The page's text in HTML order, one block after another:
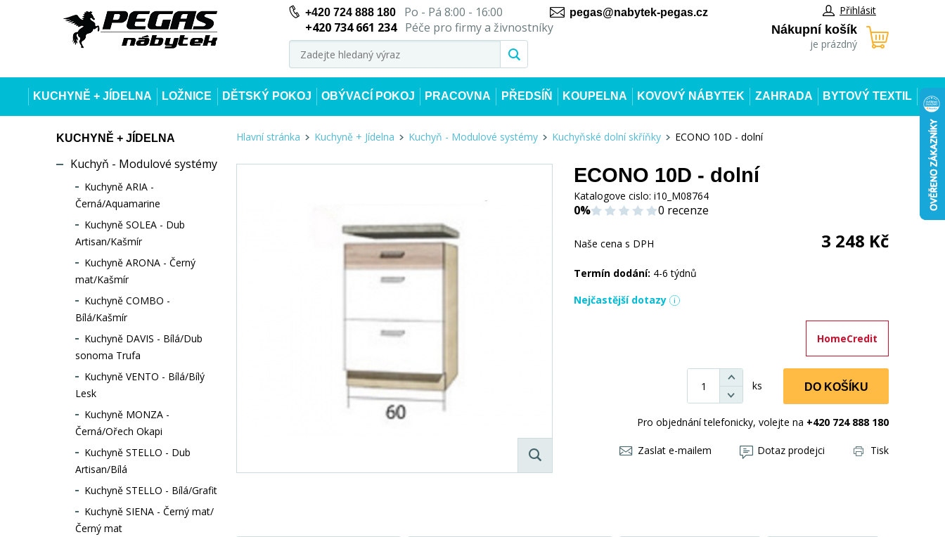
+420 724 888 180Po - Pá 8:00 - 16:00
+420 734 661 234
Péče pro firmy a živnostníky
pegas@nabytek-pegas.cz Přihlásit
Nákupní košík
je prázdný
KUCHYNĚ + JÍDELNA LOŽNICE DĚTSKÝ POKOJ OBÝVACÍ POKOJ PRACOVNA PŘEDSÍŇ KOUPELNA KOVOVÝ NÁBYTEK ZAHRADA BYTOVÝ TEXTIL
KUCHYNĚ + JÍDELNA
Kuchyň - Modulové systémy
Kuchyně ARIA -
Černá/Aquamarine
Kuchyně SOLEA - Dub
Artisan/Kašmír
Kuchyně ARONA - Černý
mat/Kašmír
Kuchyně COMBO -
Bílá/Kašmír
Kuchyně DAVIS - Bílá/Dub
sonoma Trufa
Kuchyně VENTO - Bílá/Bílý
Lesk
Kuchyně MONZA -
Černá/Ořech Okapi
Kuchyně STELLO - Dub
Artisan/Bílá
Kuchyně STELLO - Bílá/Grafit
Kuchyně SIENA - Černý mat/
Černý mat
Hlavní stránka Kuchyně + Jídelna Kuchyň - Modulové systémy Kuchyňské dolní skříňky ECONO 10D - dolní
ECONO 10D - dolní
Katalogove cislo: i10_M08764
0% 0 recenze
Naše cena s DPH 3 248 Kč
Termín dodání: 4-6 týdnů
Nejčastější dotazy
HomeCredit
ks DO KOŠÍKU
Pro objednání telefonicky, volejte na +420 724 888 180
Zaslat e-mailem Dotaz prodejci Tisk